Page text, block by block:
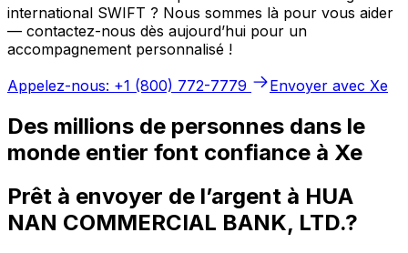
international SWIFT ? Nous sommes là pour vous aider
— contactez-nous dès aujourd’hui pour un
accompagnement personnalisé !
Appelez-nous: +1 (800) 772-7779
Envoyer avec Xe
Des millions de personnes dans le
monde entier font confiance à Xe
Prêt à envoyer de l’argent à HUA
NAN COMMERCIAL BANK, LTD.?